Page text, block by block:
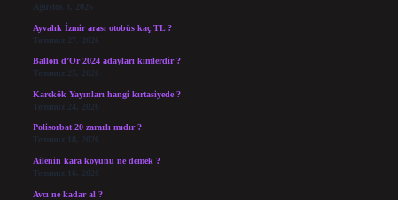
Ağustos 3, 2026
Ayvalık İzmir arası otobüs kaç TL ?
Temmuz 27, 2026
Ballon d’Or 2024 adayları kimlerdir ?
Temmuz 25, 2026
Karekök Yayınları hangi kırtasiyede ?
Temmuz 24, 2026
Polisorbat 20 zararlı mıdır ?
Temmuz 18, 2026
Ailenin kara koyunu ne demek ?
Temmuz 16, 2026
Avcı ne kadar al ?